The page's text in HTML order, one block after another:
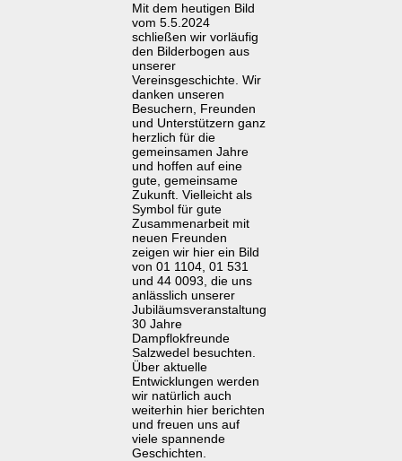
Mit dem heutigen Bild
vom 5.5.2024
schließen wir vorläufig
den Bilderbogen aus
unserer
Vereinsgeschichte. Wir
danken unseren
Besuchern, Freunden
und Unterstützern ganz
herzlich für die
gemeinsamen Jahre
und hoffen auf eine
gute, gemeinsame
Zukunft. Vielleicht als
Symbol für gute
Zusammenarbeit mit
neuen Freunden
zeigen wir hier ein Bild
von 01 1104, 01 531
und 44 0093, die uns
anlässlich unserer
Jubiläumsveranstaltung
30 Jahre
Dampflokfreunde
Salzwedel besuchten.
Über aktuelle
Entwicklungen werden
wir natürlich auch
weiterhin hier berichten
und freuen uns auf
viele spannende
Geschichten.